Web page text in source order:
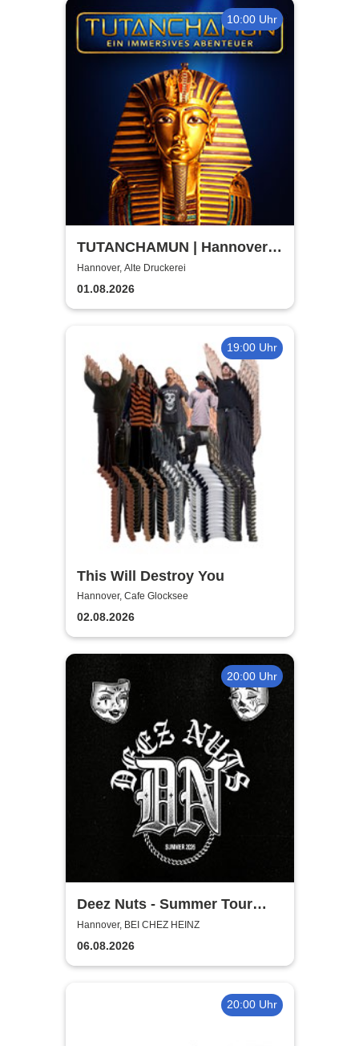
10:00 Uhr
TUTANCHAMUN | Hannover |
Flex-/Geschenktickets
Hannover, Alte Druckerei
01.08.2026
19:00 Uhr
This Will Destroy You
Hannover, Cafe Glocksee
02.08.2026
20:00 Uhr
Deez Nuts - Summer Tour
2026
Hannover, BEI CHEZ HEINZ
06.08.2026
20:00 Uhr